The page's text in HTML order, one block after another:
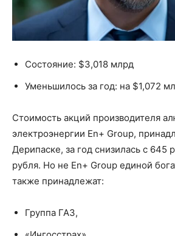
Состояние: $3,018 млрд
Уменьшилось за год: на $1,072
Стоимость акций производителя
электроэнергии En+ Group,
Дерипаске, за год снизилась с 645
рубля. Но не En+ Group единой
также принадлежат:
Группа ГАЗ,